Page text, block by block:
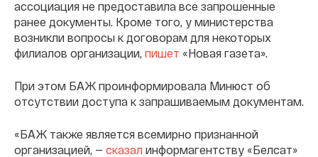
ассоциация не предоставила все запрошенные
ранее документы. Кроме того, у министерства
возникли вопросы к договорам для некоторых
филиалов организации, пишет «Новая газета».
При этом БАЖ проинформировала Минюст об
отсутствии доступа к запрашиваемым документам.
«БАЖ также является всемирно признанной
организацией, — сказал информагентству «Белсат»